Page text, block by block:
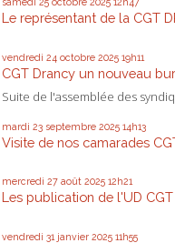
Le représentant de la CGT
vendredi 24 octobre 2025 19h11
CGT Drancy un nouveau
Suite de l'assemblée des
mardi 23 septembre 2025 14h13
Visite de nos camarades
mercredi 27 août 2025 12h21
Les publication de l'UD
vendredi 31 janvier 2025 11h55